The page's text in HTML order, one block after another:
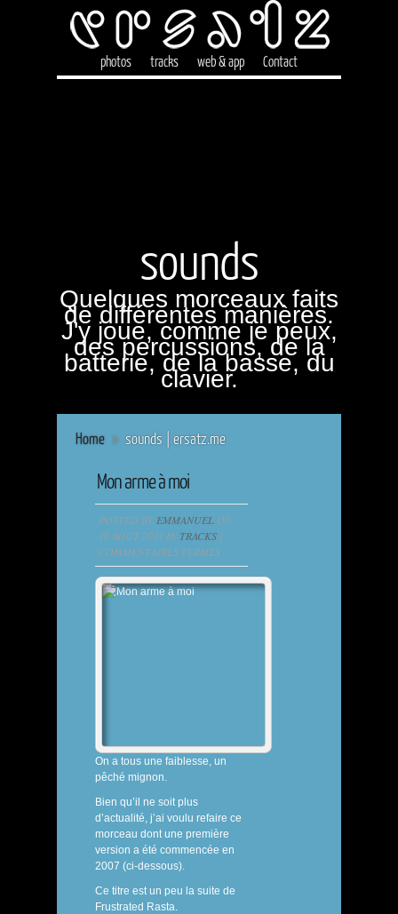
photos tracks web & app Contact
sounds
Quelques morceaux faits
de différentes manières.
J'y joue, comme je peux,
des percussions, de la
batterie, de la basse, du
clavier.
Home » sounds | ersatz.me
Mon arme à moi
POSTED BY EMMANUEL ON
16 AOÛT 2011 IN TRACKS |
COMMENTAIRES FERMÉSSUR
MON
ARME
On a tous une faiblesse, un
pêché mignon.
Bien qu’il ne soit plus
d’actualité, j’ai voulu refaire ce
morceau dont une première
version a été commencée en
2007 (ci-dessous).
Ce titre est un peu la suite de
Frustrated Rasta.